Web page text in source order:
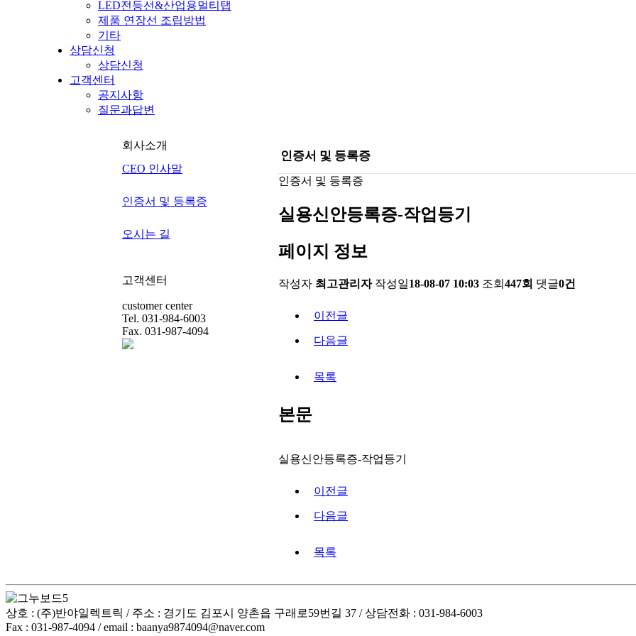
LED전등선&산업용멀티탭
제품 연장선 조립방법
기타
상담신청
상담신청
고객센터
공지사항
질문과답변
회사소개
CEO 인사말
인증서 및 등록증
오시는 길
고객센터
customer center
Tel. 031-984-6003
Fax. 031-987-4094
인증서 및 등록증
인증서 및 등록증
실용신안등록증-작업등기
페이지 정보
작성자 최고관리자 작성일18-08-07 10:03 조회 447회 댓글0건
이전글
다음글
목록
본문
실용신안등록증-작업등기
이전글
다음글
목록
상호 : (주)반야일렉트릭 / 주소 : 경기도 김포시 양촌읍 구래로59번길 37 / 상담전화 : 031-984-6003
Fax : 031-987-4094 / email : baanya9874094@naver.com